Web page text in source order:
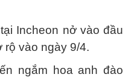
Incheon nở vào đầu
rộ vào ngày 9/4.
ngắm hoa anh đào